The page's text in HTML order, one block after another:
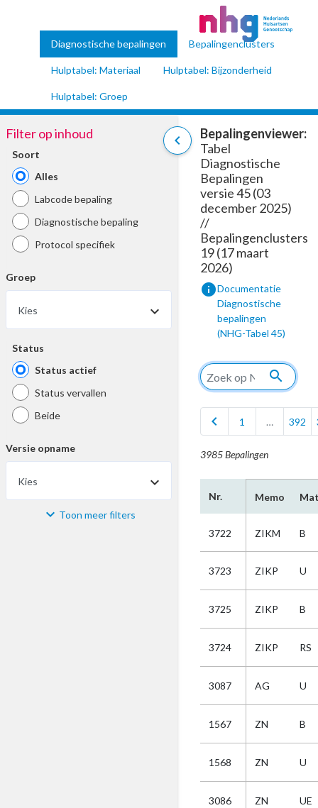
Diagnostische bepalingen Bepalingenclusters
Hulptabel: Materiaal Hulptabel: Bijzonderheid
Hulptabel: Groep
chevron_left
Filter op inhoud
Soort
Alles
Labcode bepaling
Diagnostische bepaling
Protocol specifiek
Groep
Kies
Status
Status actief
Status vervallen
Beide
Versie opname
Kies
Materiaal Toon meer filters
Bepalingenviewer:
Tabel
Diagnostische
Bepalingen
versie 45 (03
december 2025)
//
Bepalingenclusters
19 (17 maart
2026)
infoDocumentatie
Diagnostische
bepalingen
(NHG-Tabel 45)
search
chevron_left 1 … 392
3985 Bepalingen
Nr. Memo
3722 ZIKM B
3723 ZIKP U
3725 ZIKP B
3724 ZIKP RS
3087 AG U
1567 ZN B
1568 ZN U
3086 ZN UE